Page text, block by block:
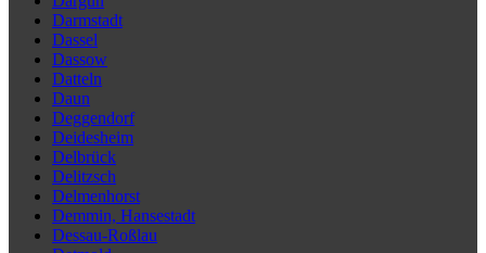
Darmstadt
Dassel
Dassow
Datteln
Daun
Deggendorf
Deidesheim
Delbrück
Delitzsch
Delmenhorst
Demmin, Hansestadt
Dessau-Roßlau